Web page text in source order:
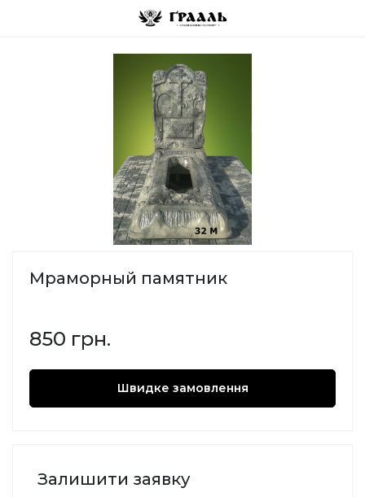
Мраморный памятник
850 грн.
Швидке замовлення
Залишити заявку